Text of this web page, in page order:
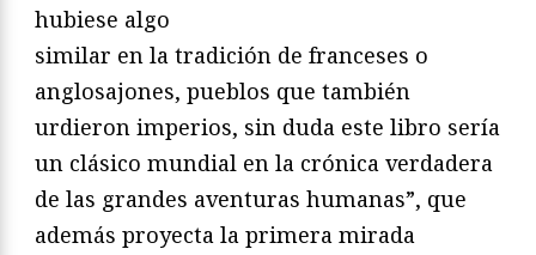
hubiese algo
similar en la tradición de franceses o
anglosajones, pueblos que también
urdieron imperios, sin duda este libro sería
un clásico mundial en la crónica verdadera
de las grandes aventuras humanas”, que
además proyecta la primera mirada